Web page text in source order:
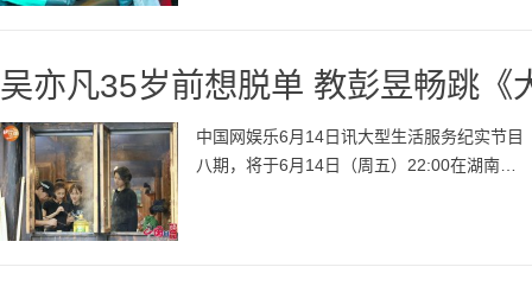
吴亦凡35岁前想脱单 教彭昱畅跳《
中国网娱乐6月14日讯大型生活服务纪实节目
八期，将于6月14日（周五）22:00在湖南…